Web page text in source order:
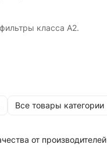
класса А2.
Все товары категории
от производителей